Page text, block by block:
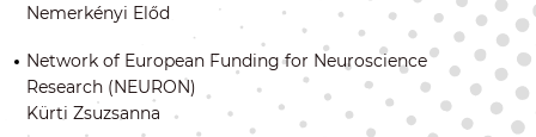
Nemerkényi Előd
Network of European Funding for Neuroscience
Research (NEURON)
Kürti Zsuzsanna